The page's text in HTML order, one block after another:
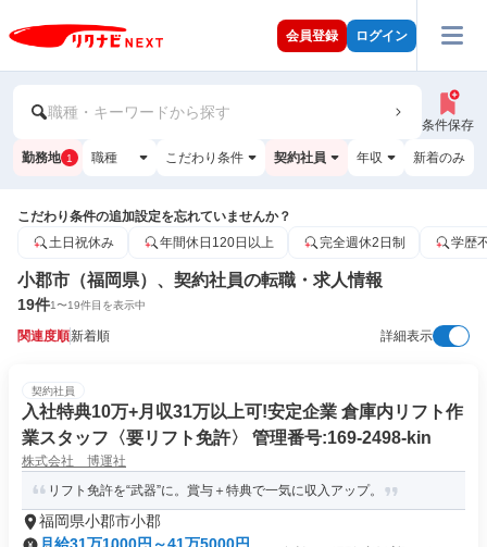
会員登録 ログイン
職種・キーワードから探す
条件保存
勤務地 1 職種 こだわり条件 契約社員 年収 新着のみ
こだわり条件の追加設定を忘れていませんか？
土日祝休み
年間休日120日以上 完全週休2日制 学歴
小郡市（福岡県）、契約社員の転職・求人情報
19件1〜19件目を表示中
関連度順新着順 詳細表示
契約社員
入社特典10万+月収31万以上可!安定企業 倉庫内リフト作
業スタッフ〈要リフト免許〉 管理番号:169-2498-kin
株式会社 博運社
リフト免許を“武器”に。賞与＋特典で一気に収入アップ。
福岡県小郡市小郡